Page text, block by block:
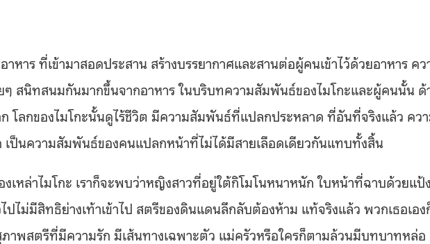
าหาร ที่เข้ามาสอดประสาน สร้างบรรยากาศและสานต่อผู้คนเข้าไว้ด้วยอาหาร ค
ๆ สนิทสนมกันมากขึ้นจากอาหาร ในบริบทความสัมพันธ์ของไมโกะและผู้คนนั้น ด้
โลกของไมโกะนั้นดูไร้ชีวิต มีความสัมพันธ์ที่แปลกประหลาด ที่อันที่จริงแล้ว คว
นความสัมพันธ์ของคนแปลกหน้าที่ไม่ได้มีสายเลือดเดียวกันแทบทั้งสิ้น
องเหล่าไมโกะ เราก็จะพบว่าหญิงสาวที่อยู่ใต้กิโมโนหนาหนัก ใบหน้าที่ฉาบด้วยแป้
ไม่มีสิทธิย่างเท้าเข้าไป สตรีของดินแดนลึกลับต้องห้าม แท้จริงแล้ว พวกเธอเอง
าพสตรีที่มีความรัก มีเส้นทางเฉพาะตัว แม่ครัวหรือใครก็ตามล้วนมีบทบาทหล่อ